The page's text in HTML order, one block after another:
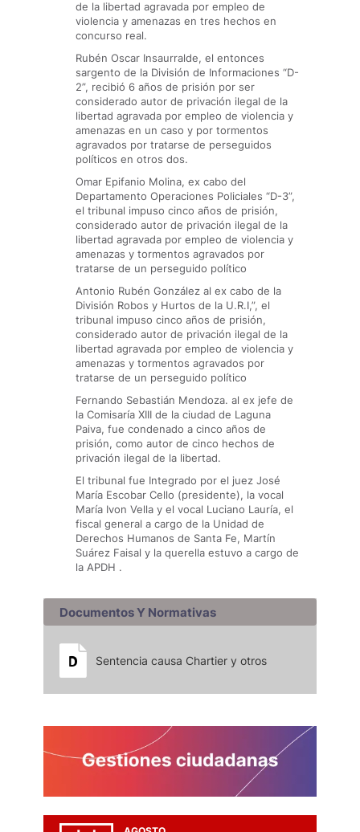
de la libertad agravada por empleo de
violencia y amenazas en tres hechos en
concurso real.
Rubén Oscar Insaurralde, el entonces
sargento de la División de Informaciones “D-
2”, recibió 6 años de prisión por ser
considerado autor de privación ilegal de la
libertad agravada por empleo de violencia y
amenazas en un caso y por tormentos
agravados por tratarse de perseguidos
políticos en otros dos.
Omar Epifanio Molina, ex cabo del
Departamento Operaciones Policiales “D-3”,
el tribunal impuso cinco años de prisión,
considerado autor de privación ilegal de la
libertad agravada por empleo de violencia y
amenazas y tormentos agravados por
tratarse de un perseguido político
Antonio Rubén González al ex cabo de la
División Robos y Hurtos de la U.R.I,”, el
tribunal impuso cinco años de prisión,
considerado autor de privación ilegal de la
libertad agravada por empleo de violencia y
amenazas y tormentos agravados por
tratarse de un perseguido político
Fernando Sebastián Mendoza. al ex jefe de
la Comisaría XIII de la ciudad de Laguna
Paiva, fue condenado a cinco años de
prisión, como autor de cinco hechos de
privación ilegal de la libertad.
El tribunal fue Integrado por el juez José
María Escobar Cello (presidente), la vocal
María Ivon Vella y el vocal Luciano Lauría, el
fiscal general a cargo de la Unidad de
Derechos Humanos de Santa Fe, Martín
Suárez Faisal y la querella estuvo a cargo de
la APDH .
Documentos Y Normativas
Sentencia causa Chartier y otros